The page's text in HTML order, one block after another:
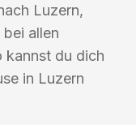
Luzern,
allen
kannst du dich
in Luzern